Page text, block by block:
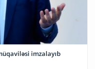
imzalayıb